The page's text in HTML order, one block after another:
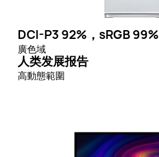
DCI-P3 92%，sRGB 99%
廣色域
人类发展报告
高動態範圍